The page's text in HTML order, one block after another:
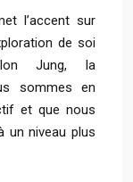
l’accent sur
de soi
Jung, la
sommes en
et que nous
un niveau plus